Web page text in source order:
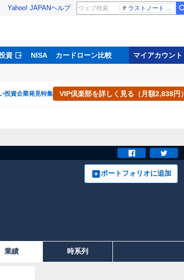
Yahoo! JAPANヘルプ ラストノート 内田有紀
資 NISA カードローン比較 マイアカウント
投資企業発見特集 VIP倶楽部を詳しく見る（月額2,838円）
ポートフォリオに追加
業績 時系列